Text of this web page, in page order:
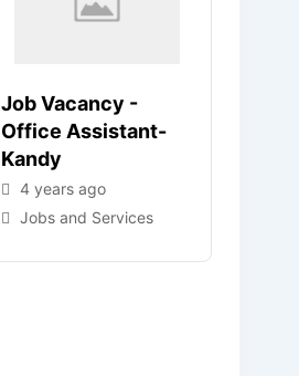
Job Vacancy -
Office Assistant-
Kandy
4 years ago
Jobs and Services